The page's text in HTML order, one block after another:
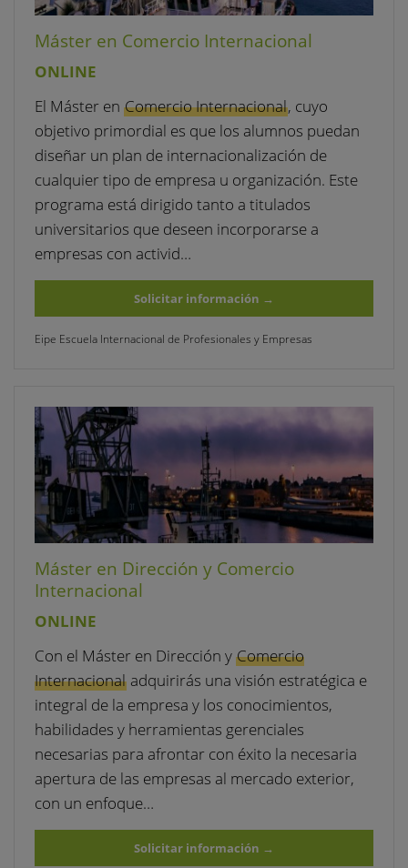
Máster en Comercio Internacional
ONLINE
El Máster en Comercio Internacional, cuyo
objetivo primordial es que los alumnos puedan
diseñar un plan de internacionalización de
cualquier tipo de empresa u organización. Este
programa está dirigido tanto a titulados
universitarios que deseen incorporarse a
empresas con activid…
Solicitar información →
Eipe Escuela Internacional de Profesionales y Empresas
Máster en Dirección y Comercio
Internacional
ONLINE
Con el Máster en Dirección y Comercio
Internacionaladquirirás una visión estratégica e
integral de la empresa y los conocimientos,
habilidades y herramientas gerenciales
necesarias para afrontar con éxito la necesaria
apertura de las empresas al mercado exterior,
con un enfoque…
Solicitar información →